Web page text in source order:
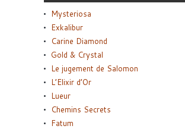
Mysteriosa
Exkalibur
Carine Diamond
Gold & Crystal
Le jugement de Salomon
L’Elixir d’Or
Lueur
Chemins Secrets
Fatum